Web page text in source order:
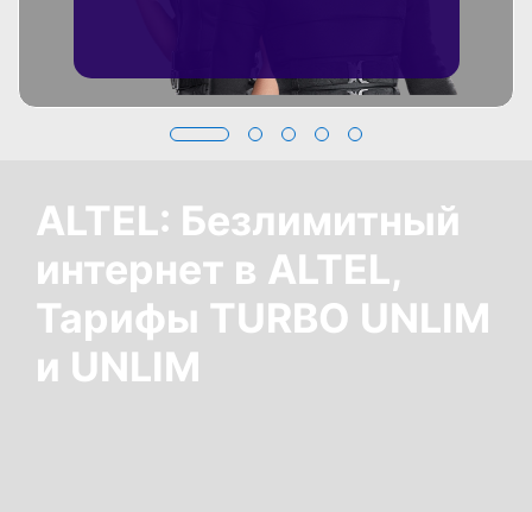
ALTEL: Безлимитный
интернет в ALTEL,
Тарифы TURBO UNLIM
и UNLIM